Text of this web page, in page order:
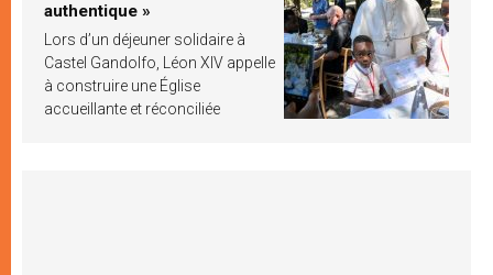
authentique »
Lors d’un déjeuner solidaire à
Castel Gandolfo, Léon XIV appelle
à construire une Église
accueillante et réconciliée